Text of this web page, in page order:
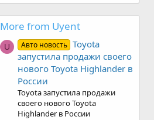
More from Uyent
U Авто новость Toyota
запустила продажи своего
нового Toyota Highlander в
России
Toyota запустила продажи
своего нового Toyota
Highlander в России